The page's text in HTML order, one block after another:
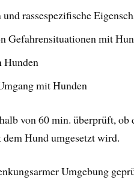
rassespezifische
Gefahrensituationen mit
Hunden
mit Hunden
von 60 min. überprüft, ob
Hund umgesetzt wird.
Umgebung